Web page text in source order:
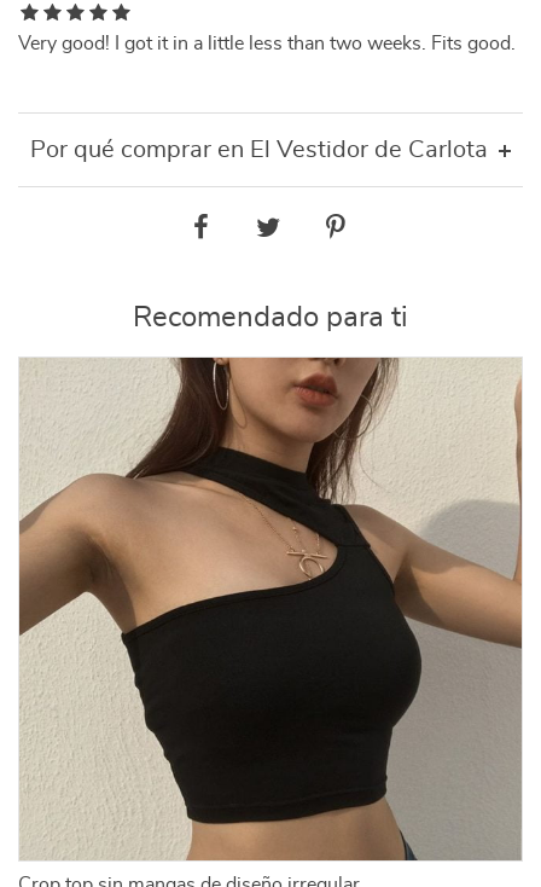
Very good! I got it in a little less than two weeks. Fits good.
Por qué comprar en El Vestidor de Carlota
Recomendado para ti